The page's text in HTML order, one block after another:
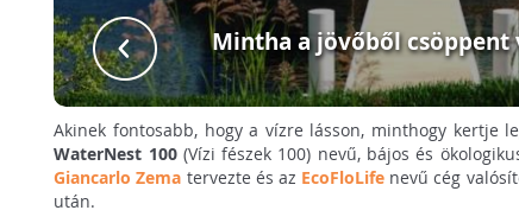
Mintha a jövőből csöppent
Akinek fontosabb, hogy a vízre lásson, minthogy kertje
WaterNest 100(Vízi fészek 100) nevű, bájos és
Giancarlo Zema tervezte és az EcoFloLife nevű cég
után.